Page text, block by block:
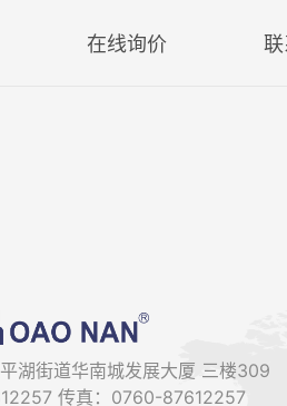
在线询价
湖街道华南城发展大厦 三楼309
传真：0760-87612257